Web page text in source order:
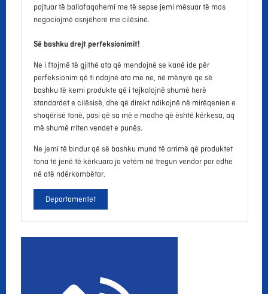
pajtuar të ballafaqohemi me të sepse jemi mësuar të mos
negociojmë asnjëherë me cilësinë.
Së bashku drejt perfeksionimit!
Ne i ftojmë të gjithë ata që mendojnë se kanë ide për
perfeksionim që ti ndajnë ato me ne, në mënyrë qe së
bashku të kemi produkte që i tejkalojnë shumë herë
standardet e cilësisë, dhe që direkt ndikojnë në mirëqenien e
shoqërisë tonë, pasi që sa më e madhe që është kërkesa, aq
më shumë rriten vendet e punës.
Ne jemi të bindur që së bashku mund të arrimë që produktet
tona të jenë të kërkuara jo vetëm në tregun vendor por edhe
në atë ndërkombëtar.
Departamentet